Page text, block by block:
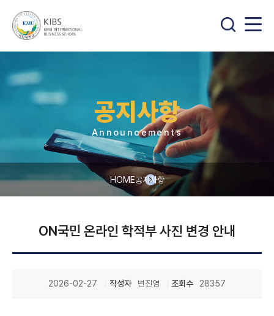
공지사항
Announcements
HOME공지사항
ON국민 온라인 학적부 사진 변경 안내
작성자 변진영
2026-02-27 조회수 28357